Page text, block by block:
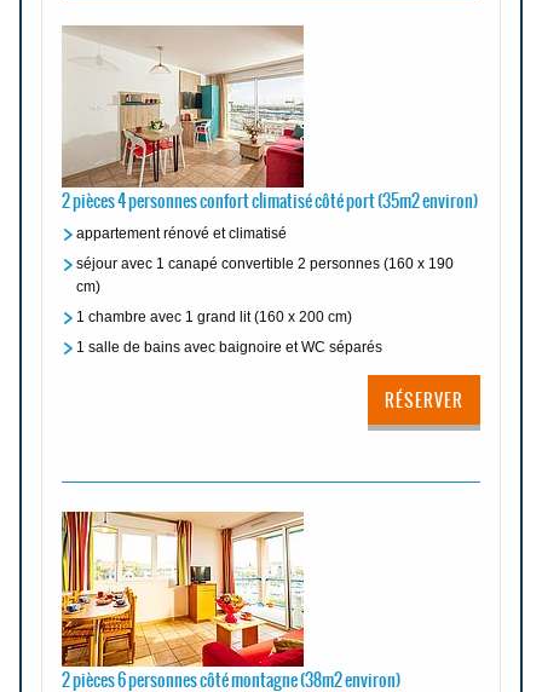
2 pièces 4 personnes confort climatisé côté port (35m2 environ)
appartement rénové et climatisé
séjour avec 1 canapé convertible 2 personnes (160 x 190
cm)
1 chambre avec 1 grand lit (160 x 200 cm)
1 salle de bains avec baignoire et WC séparés
RÉSERVER
2 pièces 6 personnes côté montagne (38m2 environ)